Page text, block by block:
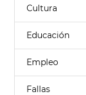
Cultura
Educación
Empleo
Fallas